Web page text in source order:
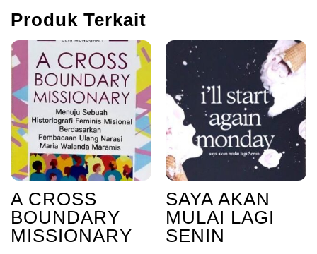
Produk Terkait
A CROSS
BOUNDARY
MISSIONARY
SAYA AKAN
MULAI LAGI
SENIN